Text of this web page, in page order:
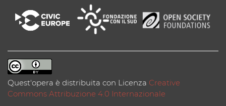
Quest'opera è distribuita con Licenza Creative
Commons Attribuzione 4.0 Internazionale